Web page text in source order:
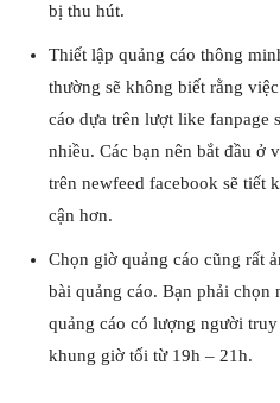
bị thu hút.
Thiết lập quảng cáo thông
thường sẽ không biết rằng
cáo dựa trên lượt like fanpage
nhiều. Các bạn nên bắt đầu ở
trên newfeed facebook sẽ tiết
cận hơn.
Chọn giờ quảng cáo cũng rất
bài quảng cáo. Bạn phải
quảng cáo có lượng người
khung giờ tối từ 19h – 21h.